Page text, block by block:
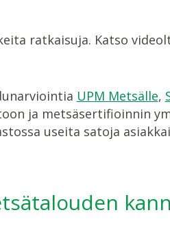
ratkaisuja. Katso
UPM Metsälle,
ja metsäsertifioinnin
useita satoja